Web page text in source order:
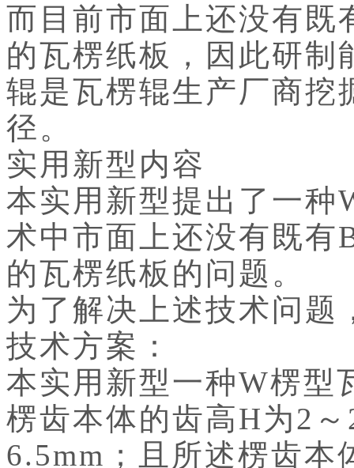
而目前市面上还没有既
的瓦楞纸板，因此研制
辊是瓦楞辊生产厂商挖
径。
实用新型内容
本实用新型提出了一种
术中市面上还没有既有
的瓦楞纸板的问题。
为了解决上述技术问题
技术方案：
本实用新型一种W楞型
楞齿本体的齿高H为2
6.5mm；且所述楞齿